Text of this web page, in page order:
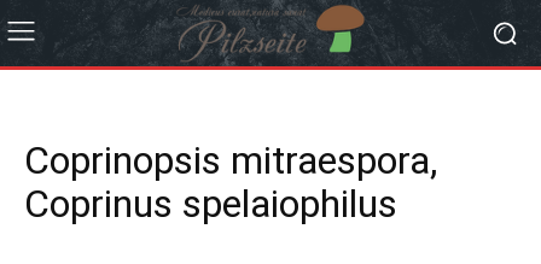
Coprinopsis mitraespora,
Coprinus spelaiophilus